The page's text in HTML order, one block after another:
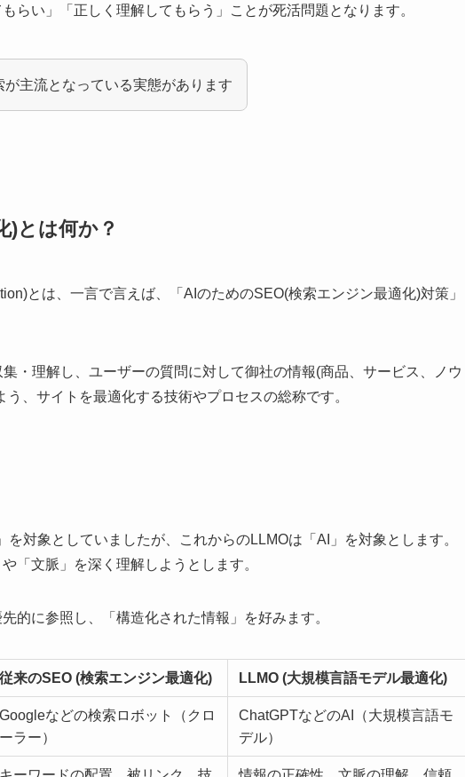
らい」「正しく理解してもらう」ことが死活問題となります。
主流となっている実態があります
)とは何か？
とは、一言で言えば、「AIのためのSEO(検索エンジン最適化)対策」
・理解し、ユーザーの質問に対して御社の情報(商品、サービス、ノウ
、サイトを最適化する技術やプロセスの総称です。
対象としていましたが、これからのLLMOは「AI」を対象とします。
「文脈」を深く理解しようとします。
的に参照し、「構造化された情報」を好みます。
従来のSEO (検索エンジン最適化) LLMO (大規模言語モデル最適化)
Googleなどの検索ロボット（クロ
ーラー）
ChatGPTなどのAI（大規模言語モ
デル）